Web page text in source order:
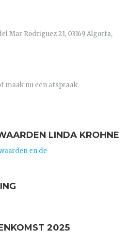
Mar Rodriguez 21, 03169 Algorfa,
maak nu een afspraak
LINDA KROHNE
en de
2025